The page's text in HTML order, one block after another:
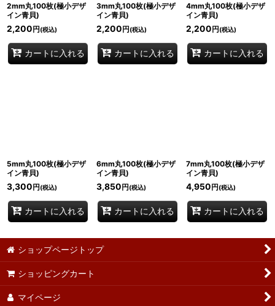
2mm丸100枚(極小デザ
イン青貝)
2,200円(税込)
カートに入れる
3mm丸100枚(極小デザ
イン青貝)
2,200円(税込)
カートに入れる
4mm丸100枚(極小デザ
イン青貝)
2,200円(税込)
カートに入れる
5mm丸100枚(極小デザ
イン青貝)
3,300円(税込)
カートに入れる
6mm丸100枚(極小デザ
イン青貝)
3,850円(税込)
カートに入れる
7mm丸100枚(極小デザ
イン青貝)
4,950円(税込)
カートに入れる
ショップページトップ
ショッピングカート
マイページ